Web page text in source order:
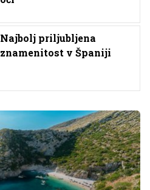
Najbolj priljubljena
znamenitost v Španiji